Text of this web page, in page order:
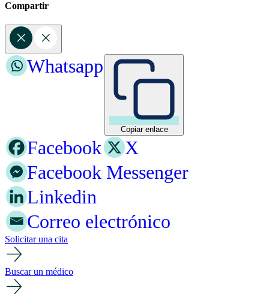
Compartir
Copiar enlace
Whatsapp
Facebook
X
Facebook Messenger
Linkedin
Correo electrónico
Solicitar una cita
Buscar un médico